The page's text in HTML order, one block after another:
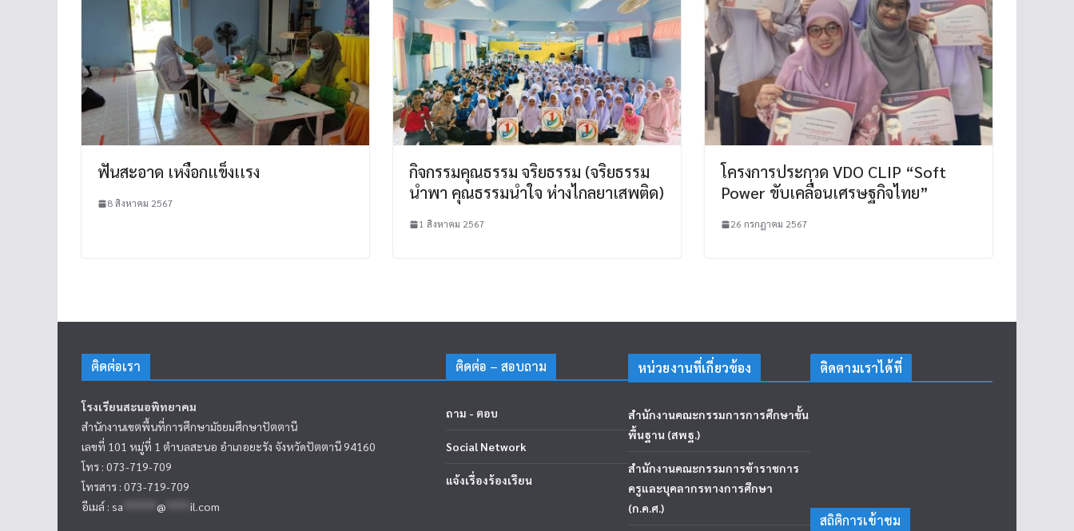
ฟันสะอาด เหงือกแข็งเเรง
8 สิงหาคม 2567
กิจกรรมคุณธรรม จริยธรรม (จริยธรรม
นำพา คุณธรรมนำใจ ห่างไกลยาเสพติด)
1 สิงหาคม 2567
โครงการประกวด VDO CLIP “Soft
Power ขับเคลื่อนเศรษฐกิจไทย”
26 กรกฎาคม 2567
ติดต่อเรา
โรงเรียนสะนอพิทยาคม
สำนักงานเขตพื้นที่การศึกษามัธยมศึกษาปัตตานี
เลขที่ 101 หมู่ที่ 1 ตำบลสะนอ อำเภอยะรัง จังหวัดปัตตานี 94160
โทร : 073-719-709
โทรสาร : 073-719-709
อีเมล์ : sa @ il.com
ติดต่อ – สอบถาม
ถาม - ตอบ
Social Network
แจ้งเรื่องร้องเรียน
หน่วยงานที่เกี่ยวข้อง
สำนักงานคณะกรรมการการศึกษาขั้น
พื้นฐาน (สพฐ.)
สำนักงานคณะกรรมการข้าราชการ
ครูและบุคลากรทางการศึกษา
(ก.ค.ศ.)
ติดตามเราได้ที่
สถิติการเข้าชม